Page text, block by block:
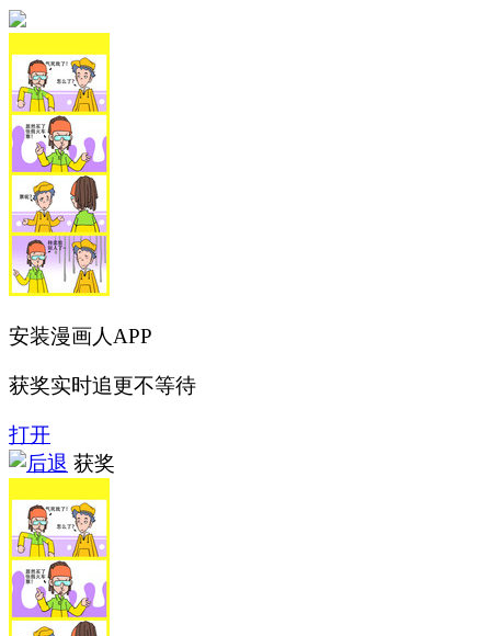
安装漫画人APP
获奖实时追更不等待
打开
获奖